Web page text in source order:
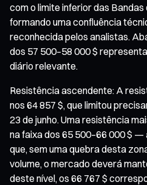
com o limite inferior das Bandas
formando uma confluência
reconhecida pelos analistas.
dos 57 500–58 000 $
diário relevante.
Resistência ascendente: A
nos 64 857 $, que limitou
23 de junho. Uma resistência
na faixa dos 65 500–66 000 $
que, sem uma quebra desta
volume, o mercado deverá
deste nível, os 66 767 $